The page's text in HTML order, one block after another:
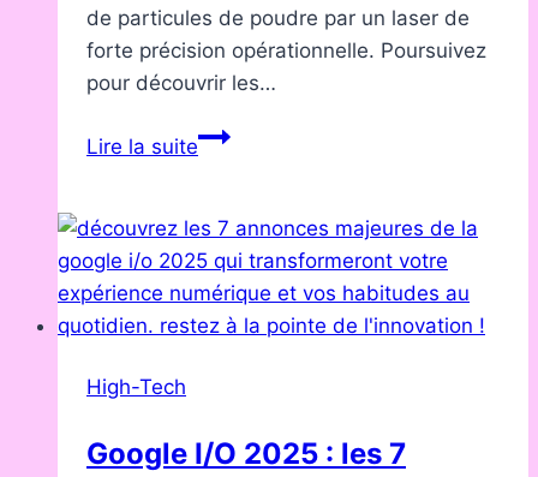
de particules de poudre par un laser de
forte précision opérationnelle. Poursuivez
pour découvrir les…
Lire la suiteComment
SLS
redéfinit
les
standards
moderne
High-Tech
Google I/O 2025 : les 7